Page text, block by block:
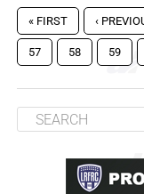
« FIRST ‹
57 58 59